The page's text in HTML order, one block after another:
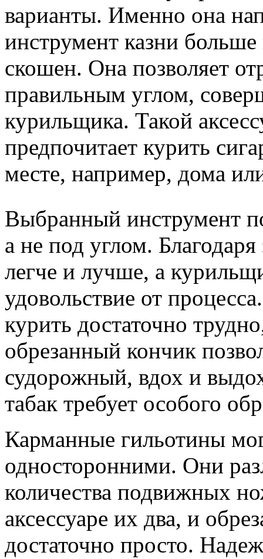
варианты. Именно она
инструмент казни больше
скошен. Она позволяет
правильным углом,
курильщика. Такой
предпочитает курить
месте, например, дома
Выбранный инструмент
а не под углом.
легче и лучше, а
удовольствие от
курить достаточно
обрезанный кончик
судорожный, вдох и
табак требует особого
Карманные гильотины
односторонними. Они
количества подвижных
аксессуаре их два, и
достаточно просто.